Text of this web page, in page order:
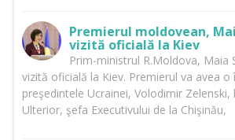
Premierul moldovean,
vizită oficială la Kiev
Prim-ministrul R.Moldova, Maia
vizită oficială la Kiev. Premierul va avea o
preşedintele Ucrainei, Volodimir Zelenski,
Ulterior, şefa Executivului de la Chişinău,